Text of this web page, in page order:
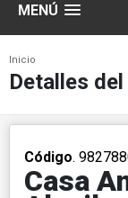
MENÚ
Inicio
Detalles
Código.
Casa